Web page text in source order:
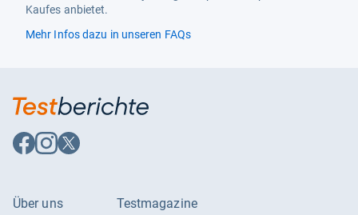
Kaufes anbietet.
Mehr Infos dazu in unseren FAQs
Auf
Facebook
Auf
Instagram
Auf
X
Über uns Testmagazine